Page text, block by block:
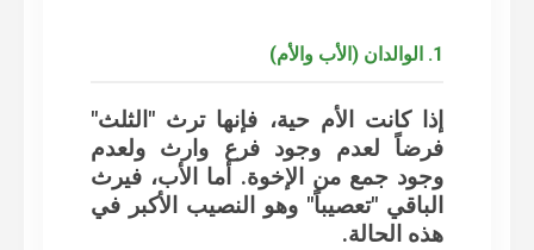
إذا كانت الأم حية، فإنها ترث "الثلث"
فرضاً لعدم وجود فرع وارث ولعدم
وجود جمع من الإخوة. أما الأب، فيرث
الباقي "تعصيباً" وهو النصيب الأكبر في
هذه الحالة.